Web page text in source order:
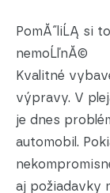
PomĂ˝liĹĄ si
nemoĹľnĂ©
Kvalitné
výpravy. V
je dnes
automobil.
aj požiadavky